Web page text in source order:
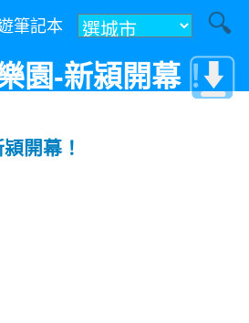
筆記本
園-新潁開幕！
開幕！